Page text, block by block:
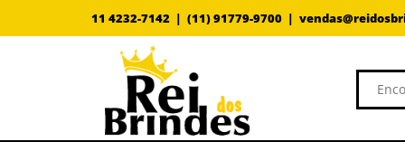
11 4232-7142 | (11) 91779-9700 |